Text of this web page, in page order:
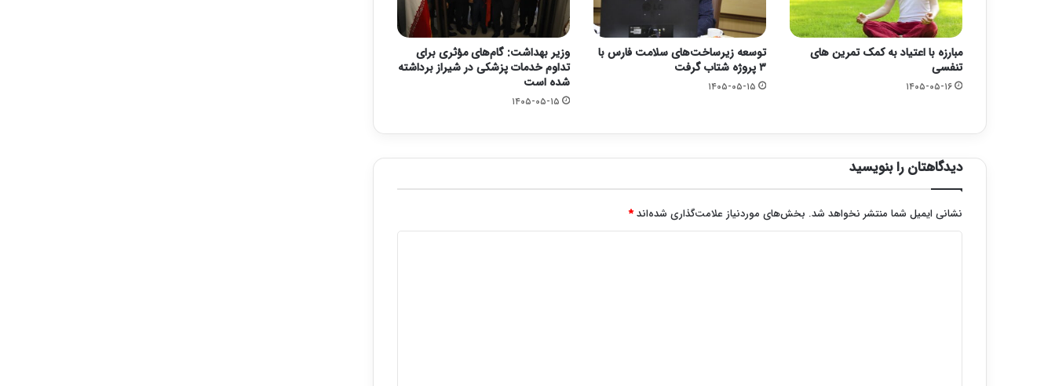
مبارزه با اعتیاد به کمک تمرین های
تنفسی
۱۴۰۵-۰۵-۱۶
توسعه زیرساخت‌های سلامت فارس با
۳ پروژه شتاب گرفت
۱۴۰۵-۰۵-۱۵
وزیر بهداشت: گام‌های مؤثری برای
تداوم خدمات پزشکی در شیراز برداشته
شده است
۱۴۰۵-۰۵-۱۵
دیدگاهتان را بنویسید
نشانی ایمیل شما منتشر نخواهد شد. بخش‌های موردنیاز علامت‌گذاری شده‌اند*